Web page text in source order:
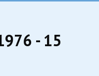
- 15